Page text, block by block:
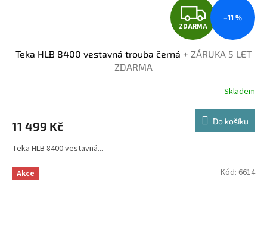
Z
D
A
M
A
ZDARMA
–11 %
Teka HLB 8400 vestavná trouba černá + ZÁRUKA 5 LET
ZDARMA
Skladem
11 499 Kč Do košíku
Teka HLB 8400 vestavná...
Akce Kód: 6614